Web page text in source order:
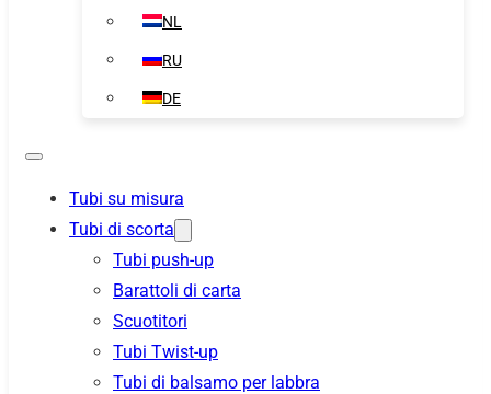
NL
RU
DE
Tubi su misura
Tubi di scorta
Tubi push-up
Barattoli di carta
Scuotitori
Tubi Twist-up
Tubi di balsamo per labbra